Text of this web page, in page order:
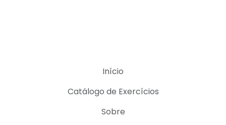
Início
Catálogo de Exercícios
Sobre